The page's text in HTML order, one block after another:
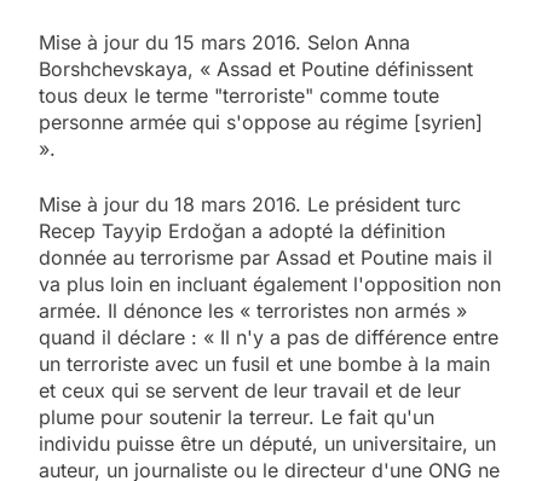
Mise à jour du 15 mars 2016. Selon Anna
Borshchevskaya, « Assad et Poutine définissent
tous deux le terme "terroriste" comme toute
personne armée qui s'oppose au régime [syrien]
».
Mise à jour du 18 mars 2016. Le président turc
Recep Tayyip Erdoğan a adopté la définition
donnée au terrorisme par Assad et Poutine mais il
va plus loin en incluant également l'opposition non
armée. Il dénonce les « terroristes non armés »
quand il déclare : « Il n'y a pas de différence entre
un terroriste avec un fusil et une bombe à la main
et ceux qui se servent de leur travail et de leur
plume pour soutenir la terreur. Le fait qu'un
individu puisse être un député, un universitaire, un
auteur, un journaliste ou le directeur d'une ONG ne